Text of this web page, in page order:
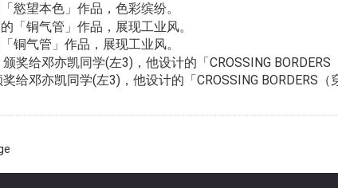
慾望本色」作品，色彩缤纷。
铜气管」作品，展现工业风。
给邓亦凯同学(左3)，他设计的「CROSSING BORDERS